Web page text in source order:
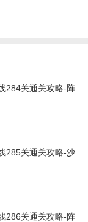
284关通关攻略-阵
285关通关攻略-沙
286关通关攻略-阵